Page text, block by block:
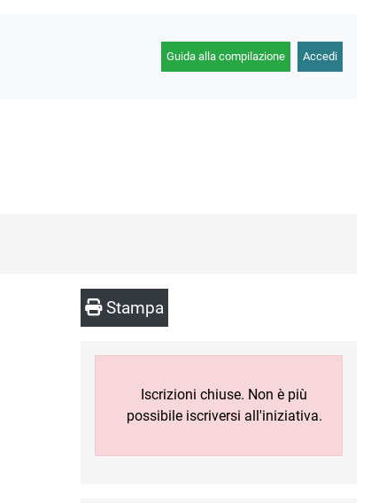
Guida alla compilazione Accedi
Stampa
Iscrizioni chiuse. Non è più
possibile iscriversi all'iniziativa.